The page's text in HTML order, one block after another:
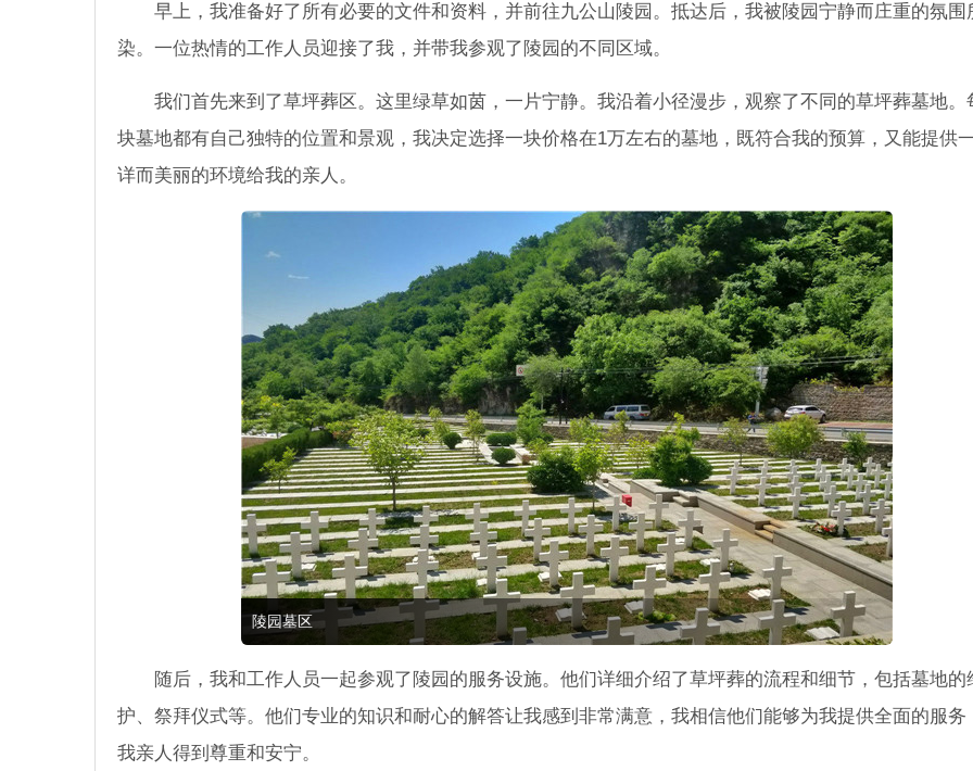
早上，我准备好了所有必要的文件和资料，并前往九公山陵园。抵达后，我被陵园宁静而庄重的氛围
染。一位热情的工作人员迎接了我，并带我参观了陵园的不同区域。
我们首先来到了草坪葬区。这里绿草如茵，一片宁静。我沿着小径漫步，观察了不同的草坪葬墓地。
块墓地都有自己独特的位置和景观，我决定选择一块价格在1万左右的墓地，既符合我的预算，又能提供
详而美丽的环境给我的亲人。
陵园墓区
随后，我和工作人员一起参观了陵园的服务设施。他们详细介绍了草坪葬的流程和细节，包括墓地的
护、祭拜仪式等。他们专业的知识和耐心的解答让我感到非常满意，我相信他们能够为我提供全面的服务
我亲人得到尊重和安宁。